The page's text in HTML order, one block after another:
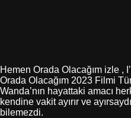
Hemen Orada Olacağım izle ,
Orada Olacağım 2023 Filmi
Wanda’nın hayattaki amacı
kendine vakit ayırır ve
bilemezdi.